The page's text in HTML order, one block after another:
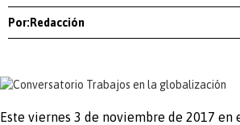
Por:Redacción
Este viernes 3 de noviembre de 2017